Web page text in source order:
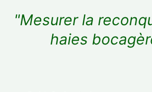
"Mesurer la
haies